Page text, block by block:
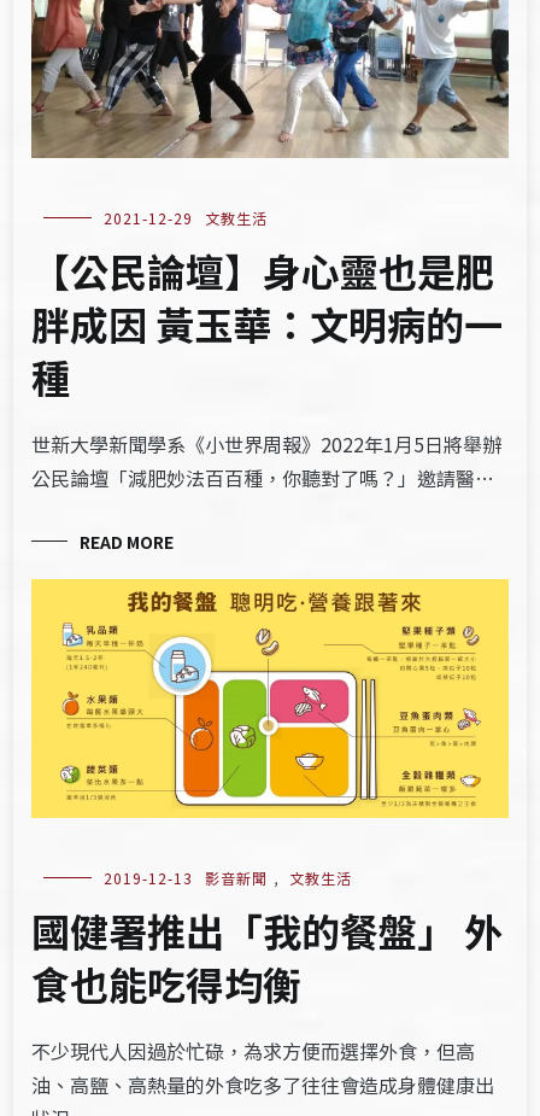
2021-12-29 文教生活
【公民論壇】身心靈也是肥
胖成因 黃玉華：文明病的一
種
世新大學新聞學系《小世界周報》2022年1月5日將舉辦
公民論壇「減肥妙法百百種，你聽對了嗎？」邀請醫…
READ MORE
2019-12-13 影音新聞 , 文教生活
國健署推出「我的餐盤」 外
食也能吃得均衡
不少現代人因過於忙碌，為求方便而選擇外食，但高
油、高鹽、高熱量的外食吃多了往往會造成身體健康出